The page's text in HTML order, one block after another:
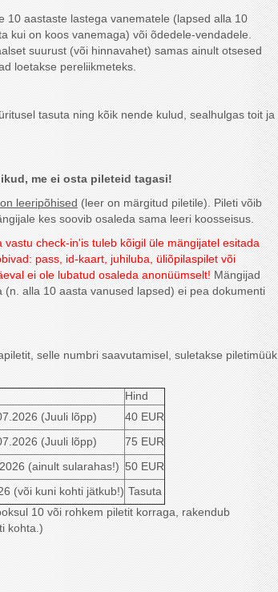
10 aastaste lastega vanematele (lapsed alla 10
kui on koos vanemaga) või õdedele-vendadele.
suurust (või hinnavahet) samas ainult otsesed
loetakse pereliikmeteks.
tasuta ning kõik nende kulud, sealhulgas toit ja
me ei osta pileteid tagasi!
leeripõhised (leer on märgitud piletile). Pileti võib
kes soovib osaleda sama leeri koosseisus.
vastu check-in'is tuleb kõigil üle mängijatel esitada
pass, id-kaart, juhiluba, üliõpilaspilet või
ei ole lubatud osaleda anonüümselt! Mängijad
(n. alla 10 aasta vanused lapsed) ei pea dokumenti
selle numbri saavutamisel, suletakse piletimüük
Hind
(Juuli lõpp)
40 EUR
(Juuli lõpp)
75 EUR
(ainult sularahas!) 50 EUR
(või kuni kohti jätkub!) Tasuta
10 või rohkem piletit korraga, rakendub
kohta.)